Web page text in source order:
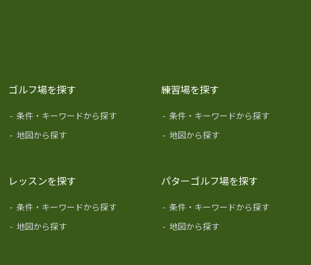
ゴルフ場を探す
- 条件・キーワードから探す
- 地図から探す
練習場を探す
- 条件・キーワードから探す
- 地図から探す
レッスンを探す
- 条件・キーワードから探す
- 地図から探す
パターゴルフ場を探す
- 条件・キーワードから探す
- 地図から探す